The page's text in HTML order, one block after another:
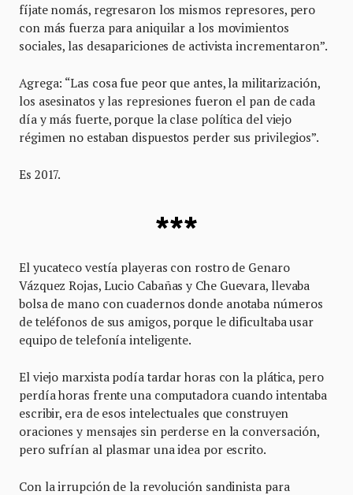
fíjate nomás, regresaron los mismos represores, pero
con más fuerza para aniquilar a los movimientos
sociales, las desapariciones de activista incrementaron”.
Agrega: “Las cosa fue peor que antes, la militarización,
los asesinatos y las represiones fueron el pan de cada
día y más fuerte, porque la clase política del viejo
régimen no estaban dispuestos perder sus privilegios”.
Es 2017.
***
El yucateco vestía playeras con rostro de Genaro
Vázquez Rojas, Lucio Cabañas y Che Guevara, llevaba
bolsa de mano con cuadernos donde anotaba números
de teléfonos de sus amigos, porque le dificultaba usar
equipo de telefonía inteligente.
El viejo marxista podía tardar horas con la plática, pero
perdía horas frente una computadora cuando intentaba
escribir, era de esos intelectuales que construyen
oraciones y mensajes sin perderse en la conversación,
pero sufrían al plasmar una idea por escrito.
Con la irrupción de la revolución sandinista para